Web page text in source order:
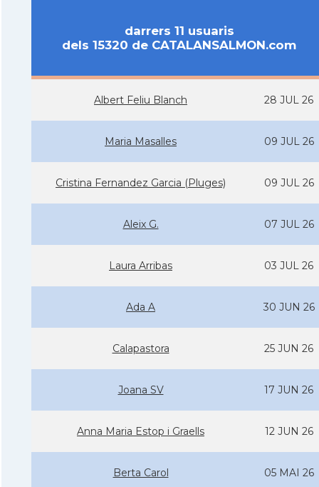
darrers 11 usuaris
dels 15320 de CATALANSALMON.com
Albert Feliu Blanch 28 JUL 26
Maria Masalles 09 JUL 26
Cristina Fernandez Garcia (Pluges) 09 JUL 26
Aleix G. 07 JUL 26
Laura Arribas 03 JUL 26
Ada A 30 JUN 26
Calapastora 25 JUN 26
Joana SV 17 JUN 26
Anna Maria Estop i Graells 12 JUN 26
Berta Carol 05 MAI 26